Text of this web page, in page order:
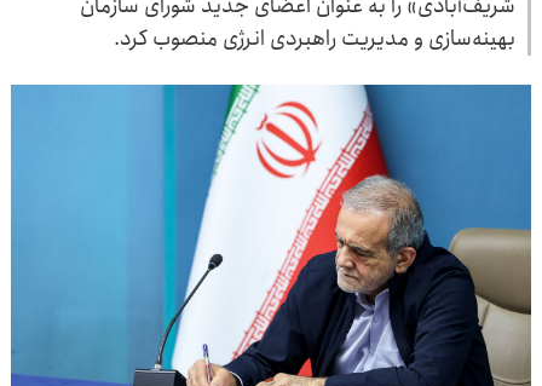
بهینه‌سازی و مدیریت راهبردی انرژی منصوب کرد.